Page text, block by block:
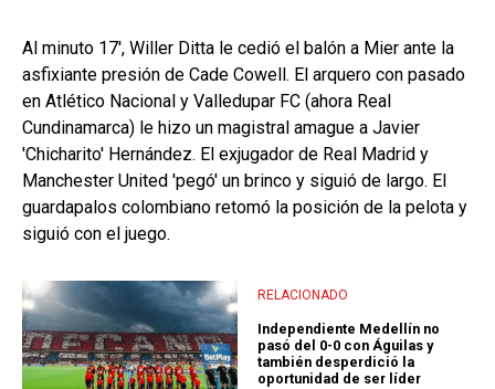
Al minuto 17', Willer Ditta le cedió el balón a Mier ante la
asfixiante presión de Cade Cowell. El arquero con pasado
en Atlético Nacional y Valledupar FC (ahora Real
Cundinamarca) le hizo un magistral amague a Javier
'Chicharito' Hernández. El exjugador de Real Madrid y
Manchester United 'pegó' un brinco y siguió de largo. El
guardapalos colombiano retomó la posición de la pelota y
siguió con el juego.
RELACIONADO
Independiente Medellín no
pasó del 0-0 con Águilas y
también desperdició la
oportunidad de ser líder